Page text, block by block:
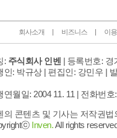
회사소개 비즈니스 이
: 주식회사 인벤 | 등록번호: 경
인: 박규상 | 편집인: 강민우 |
연월일: 2004 11. 11 | 전화번호
의 콘텐츠 및 기사는 저작권
Inven.All rights